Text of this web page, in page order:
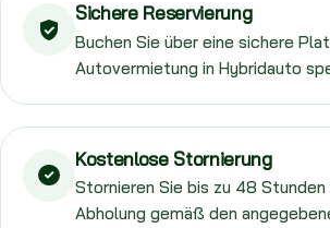
Sichere Reservierung
Buchen Sie über eine sichere
Autovermietung in Hybridauto
Kostenlose Stornierung
Stornieren Sie bis zu 48 Stunden
Abholung gemäß den